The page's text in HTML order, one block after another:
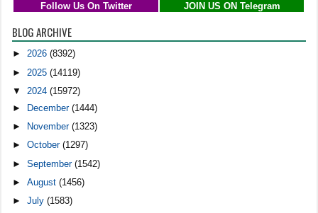
Follow Us On Twitter
JOIN US ON Telegram
BLOG ARCHIVE
►2026(8392)
► 2025(14119)
▼ 2024(15972)
►
December(1444)
►
November(1323)
►October(1297)
►September(1542)
►August(1456)
►July(1583)